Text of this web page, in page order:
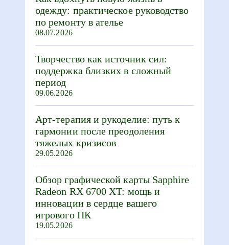
одежду: практическое руководство
по ремонту в ателье
08.07.2026
Творчество как источник сил:
поддержка близких в сложный
период
09.06.2026
Арт-терапия и рукоделие: путь к
гармонии после преодоления
тяжелых кризисов
29.05.2026
Обзор графической карты Sapphire
Radeon RX 6700 XT: мощь и
инновации в сердце вашего
игрового ПК
19.05.2026